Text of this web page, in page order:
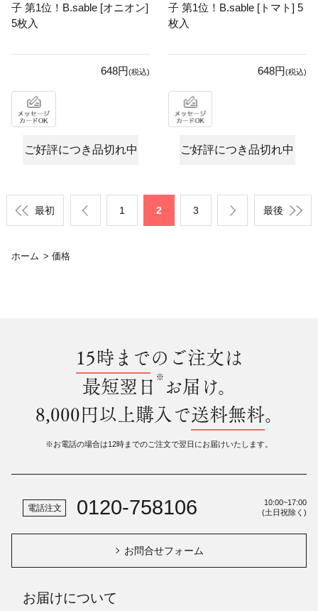
子 第1位！B.sable [オニオン]
5枚入
648円(税込)
ご好評につき品切れ中
子 第1位！B.sable [トマト] 5
枚入
648円(税込)
ご好評につき品切れ中
最初 1 2 3 最後
ホーム > 価格
15時までのご注文は
最短翌日 ※ お届け。
8,000円以上購入で送料無料。
※お電話の場合は12時までのご注文で翌日にお届けいたします。
電話注文 0120-758106
10:00~17:00
(土日祝除く)
お問合せフォーム
お届けについて